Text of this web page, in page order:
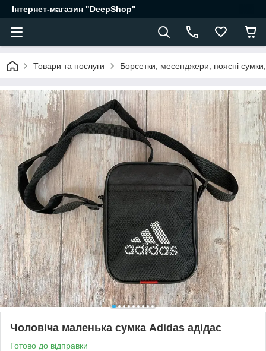
Інтернет-магазин "DeepShop"
Товари та послуги Борсетки, месенджери, поясні сумки,
Чоловіча маленька сумка Adidas адідас
Готово до відправки